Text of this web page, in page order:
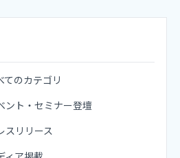
てのカテゴリ
ント・セミナー登壇
スリリース